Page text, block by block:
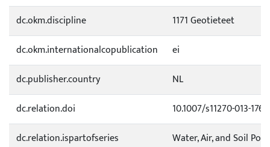
dc.okm.discipline
1171 Geotieteet
dc.okm.internationalcopublication
ei
dc.publisher.country
NL
dc.relation.doi
10.1007/s11270-013-
dc.relation.ispartofseries
Water, Air, and Soil